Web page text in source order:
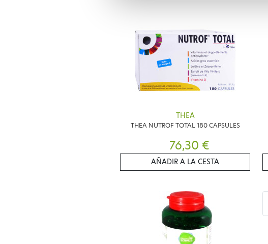
THEA
THEA NUTROF TOTAL 180 CAPSULES
76,30 €
AÑADIR A LA CESTA